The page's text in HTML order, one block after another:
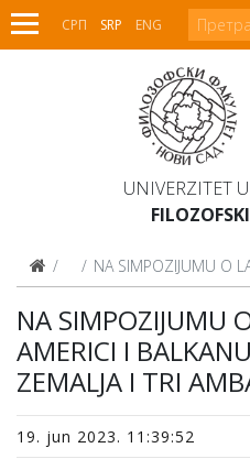
СРП SRP ENG
UNIVERZITET
VestiNA SIMPOZIJUMU O LATINSKOJ AMERICI
NA SIMPOZIJUMU
AMERICI I
ZEMALJA I TRI
19. jun 2023. 11:39:52